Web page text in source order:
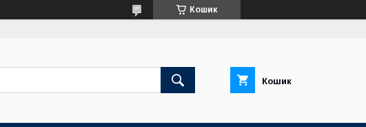
Кошик
Кошик